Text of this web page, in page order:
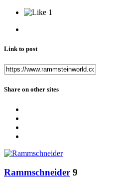
1
Link to post
Share on other sites
Rammschneider 9